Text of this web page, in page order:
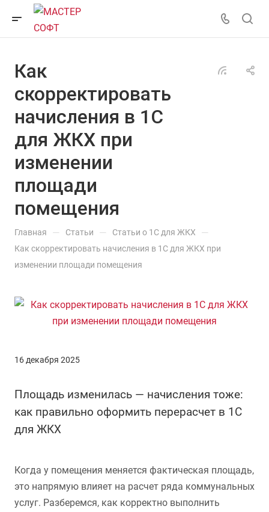
Как
скорректировать
начисления в 1С
для ЖКХ при
изменении
площади
помещения
Главная — Статьи — Статьи о 1С для ЖКХ —
Как скорректировать начисления в 1С для ЖКХ при
изменении площади помещения
16 декабря 2025
Площадь изменилась — начисления тоже:
как правильно оформить перерасчет в 1С
для ЖКХ
Когда у помещения меняется фактическая площадь,
это напрямую влияет на расчет ряда коммунальных
услуг. Разберемся, как корректно выполнить